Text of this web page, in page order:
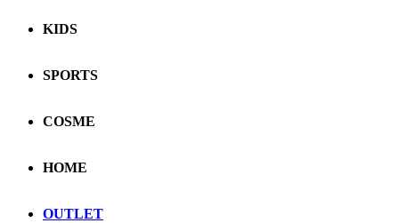
KIDS
SPORTS
COSME
HOME
OUTLET